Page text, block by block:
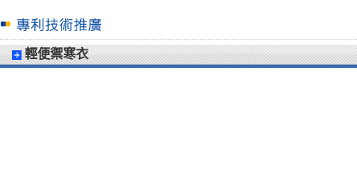
輕便禦寒衣